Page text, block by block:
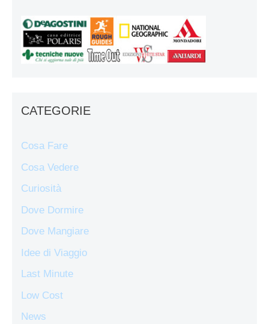
CATEGORIE
Cosa Fare
Cosa Vedere
Curiosità
Dove Dormire
Dove Mangiare
Idee di Viaggio
Last Minute
Low Cost
News